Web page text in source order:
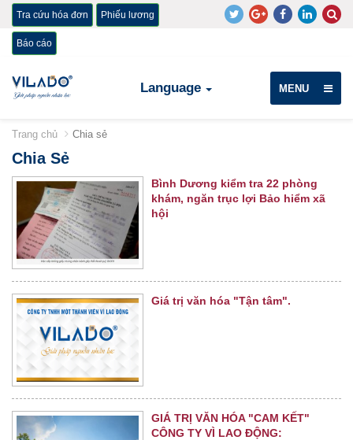
Tra cứu hóa đơn Phiếu lương
Báo cáo
Language MENU
Trang chủ Chia sẻ
Chia Sẻ
Bình Dương kiểm tra 22 phòng
khám, ngăn trục lợi Bảo hiểm xã
hội
Giá trị văn hóa "Tận tâm".
GIÁ TRỊ VĂN HÓA "CAM KẾT"
CÔNG TY VÌ LAO ĐỘNG: